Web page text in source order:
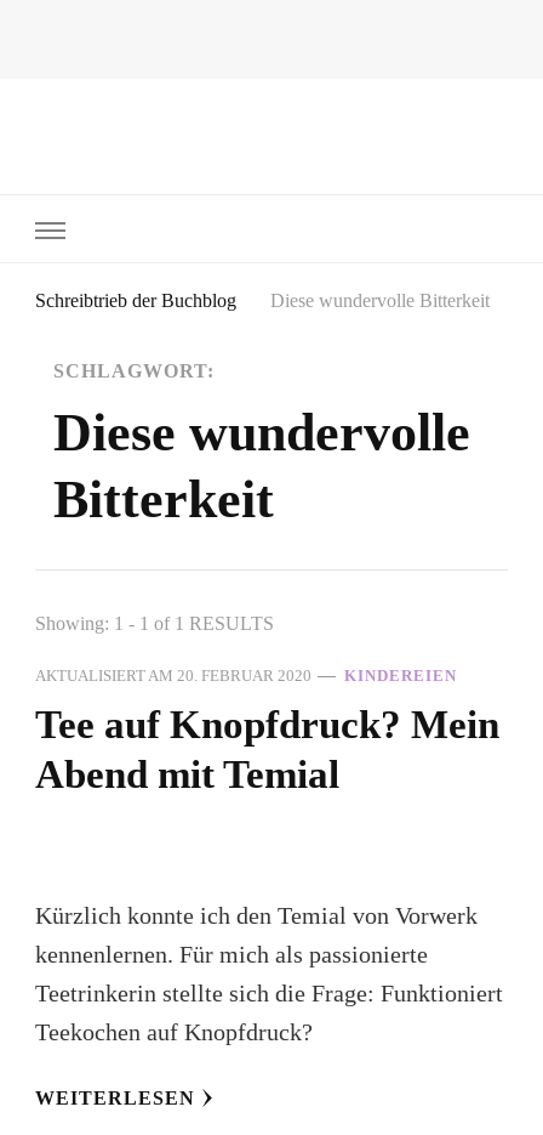
Schreibtrieb der Buchblog Diese wundervolle Bitterkeit
SCHLAGWORT:
Diese wundervolle
Bitterkeit
Showing: 1 - 1 of 1 RESULTS
AKTUALISIERT AM 20. FEBRUAR 2020 KINDEREIEN
Tee auf Knopfdruck? Mein
Abend mit Temial
Kürzlich konnte ich den Temial von Vorwerk
kennenlernen. Für mich als passionierte
Teetrinkerin stellte sich die Frage: Funktioniert
Teekochen auf Knopfdruck?
WEITERLESEN